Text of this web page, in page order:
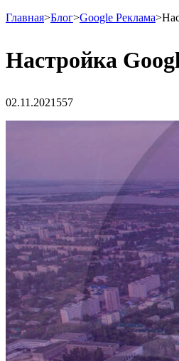
Главная>Блог>Google Реклама>
Настройка
02.11.2021 557